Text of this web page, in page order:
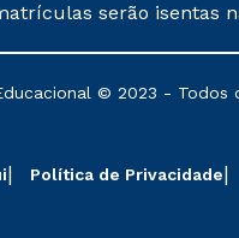
serão isentas
Descontos© 2023 - Todos
Política de Privacidade